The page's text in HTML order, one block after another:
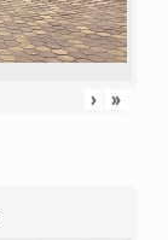
› »